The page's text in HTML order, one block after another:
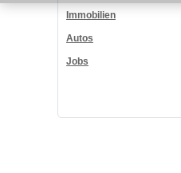
Immobilien
Autos
Jobs